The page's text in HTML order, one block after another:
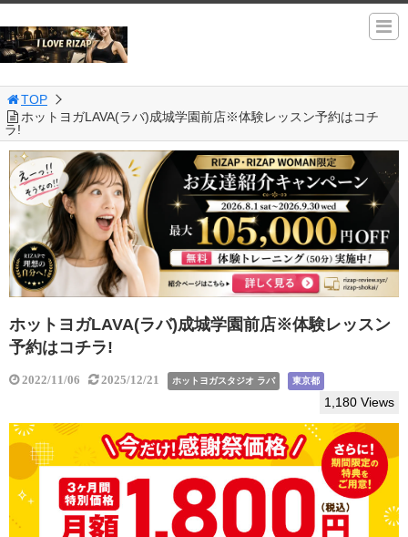
TOP
ホットヨガLAVA(ラバ)成城学園前店※体験レッスン予約はコチ
ラ!
ホットヨガLAVA(ラバ)成城学園前店※体験レッスン
予約はコチラ!
2022/11/06 2025/12/21 ホットヨガスタジオ ラバ 東京都
1,180 Views